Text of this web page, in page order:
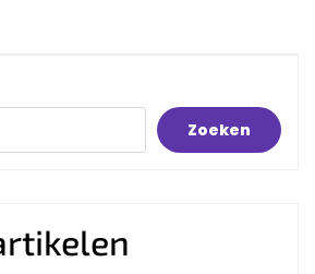
Zoeken